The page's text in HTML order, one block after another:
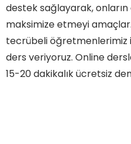
destek sağlayarak,
maksimize etmeyi
tecrübeli öğretmenlerimiz
ders veriyoruz. Online
15-20 dakikalık ücretsiz